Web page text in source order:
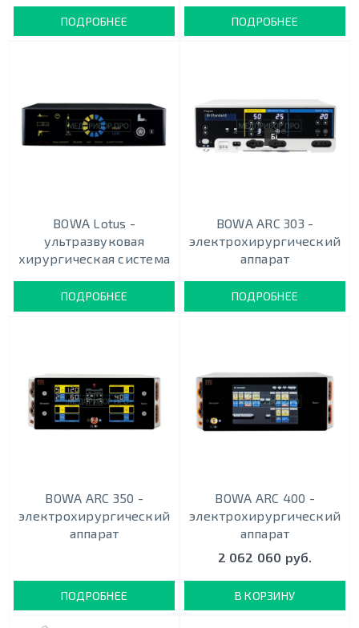
ПОДРОБНЕЕ ПОДРОБНЕЕ
BOWA Lotus -
ультразвуковая
хирургическая система
ПОДРОБНЕЕ
БАЗОВЫЙ
BOWA ARC 303 -
электрохирургический
аппарат
ПОДРОБНЕЕ
BOWA ARC 350 -
электрохирургический
аппарат
ПОДРОБНЕЕ
BOWA ARC 400 -
электрохирургический
аппарат
2 062 060 руб.
В КОРЗИНУ